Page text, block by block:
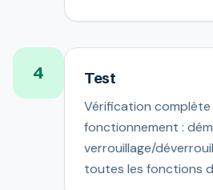
4 Test
Vérification complète
fonctionnement :
verrouillage/
toutes les fonctions